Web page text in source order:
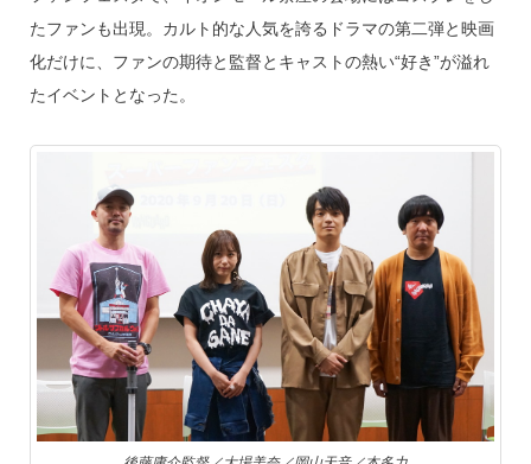
たファンも出現。カルト的な人気を誇るドラマの第二弾と映画
化だけに、ファンの期待と監督とキャストの熱い“好き”が溢れ
たイベントとなった。